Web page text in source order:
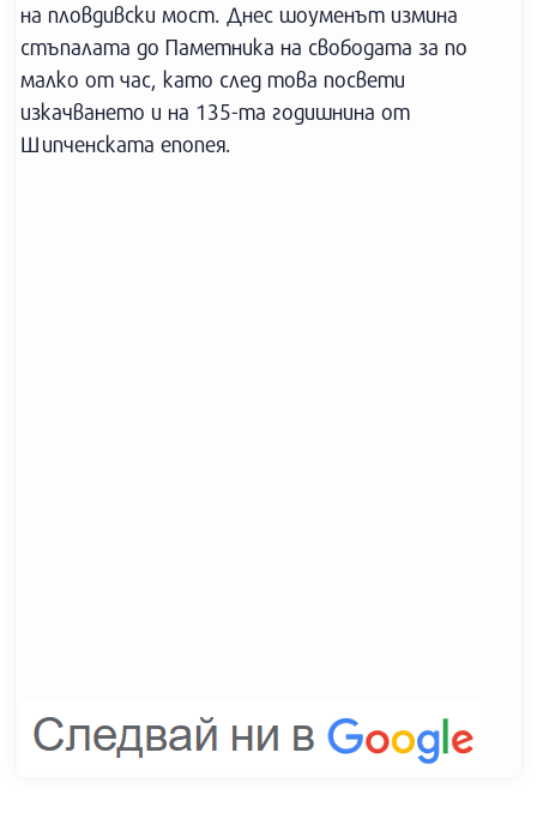
на пловдивски мост. Днес шоуменът измина
стъпалата до Паметника на свободата за по
малко от час, като след това посвети
изкачването и на 135-та годишнина от
Шипченската епопея.